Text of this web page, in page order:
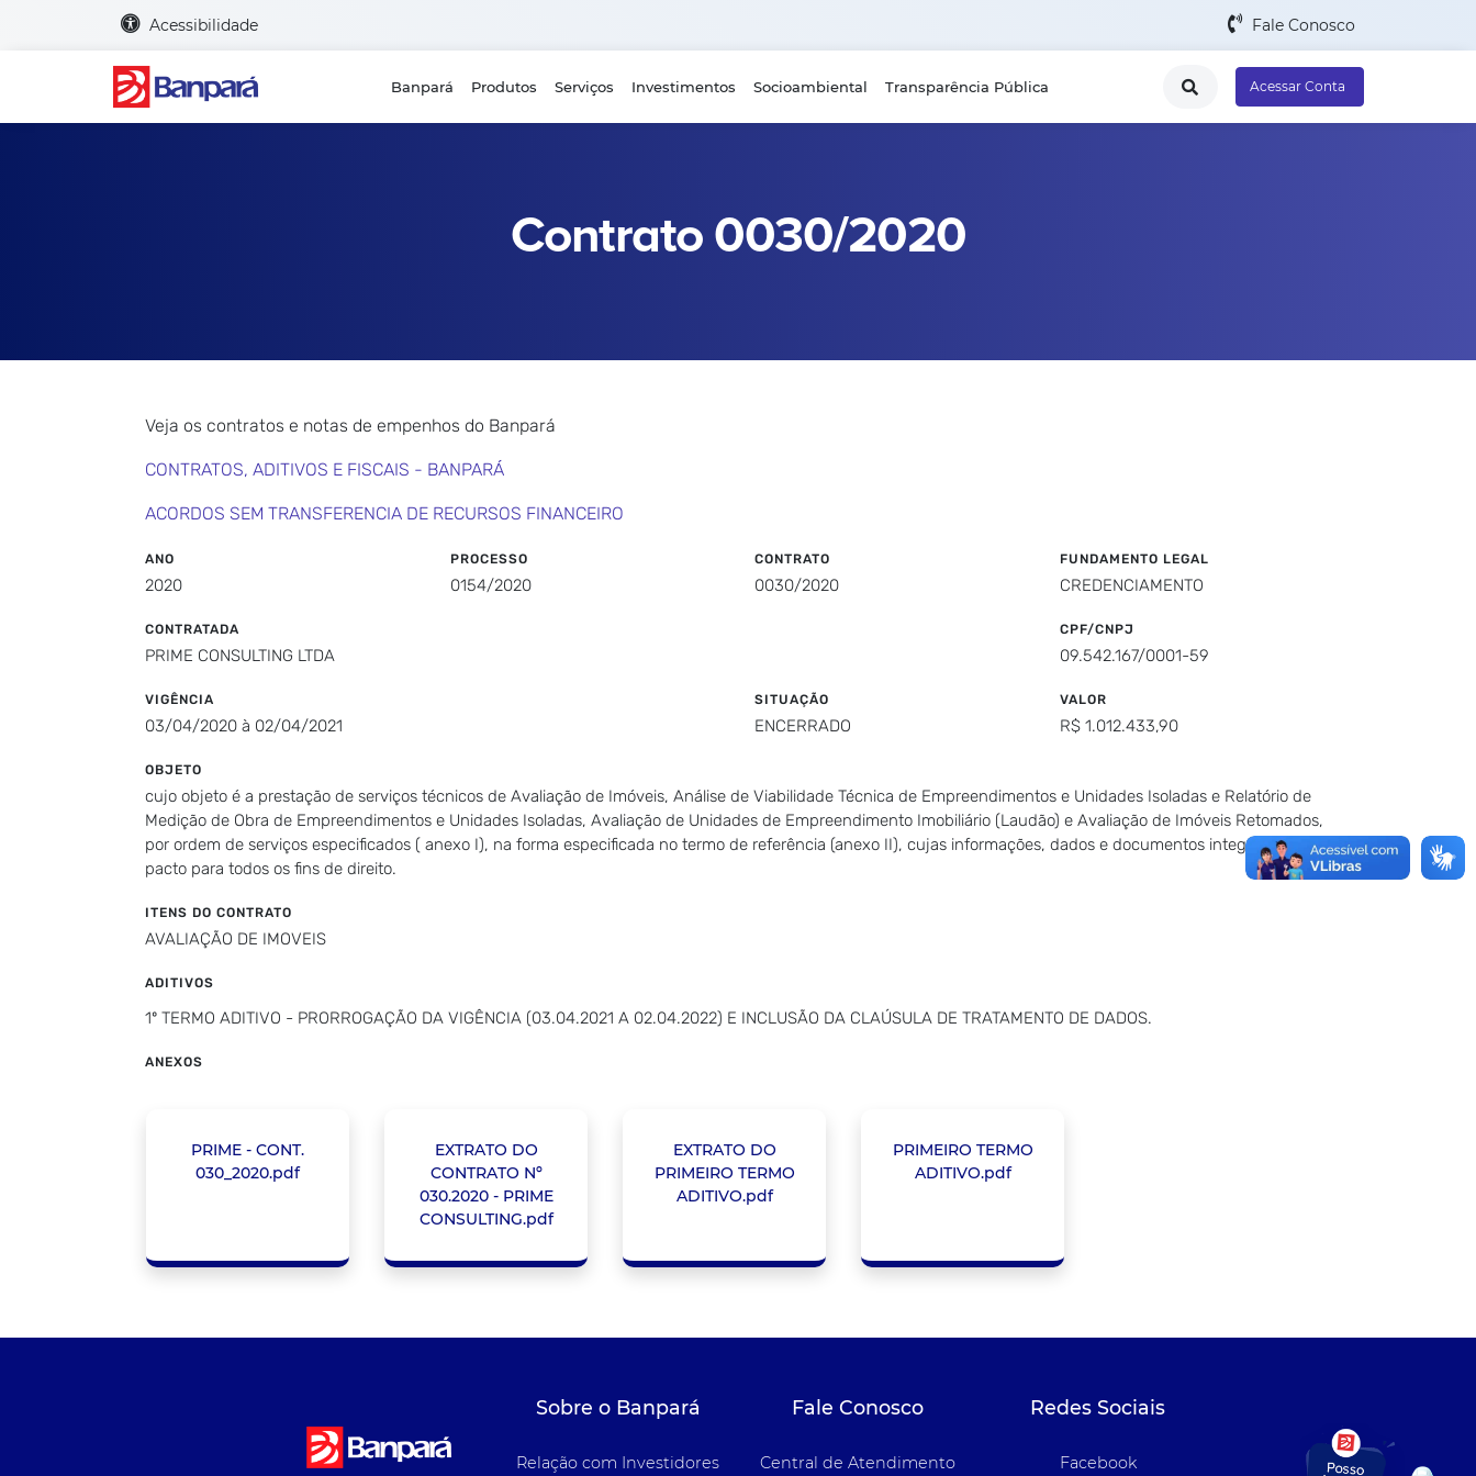
Acessibilidade Fale Conosco
Banpará Produtos Serviços Investimentos Socioambiental Transparência Pública Acessar Conta
Contrato 0030/2020
Veja os contratos e notas de empenhos do Banpará
CONTRATOS, ADITIVOS E FISCAIS - BANPARÁ
ACORDOS SEM TRANSFERENCIA DE RECURSOS FINANCEIRO
ANO
2020
PROCESSO
0154/2020
CONTRATO
0030/2020
FUNDAMENTO LEGAL
CREDENCIAMENTO
CONTRATADA
PRIME CONSULTING LTDA
CPF/CNPJ
09.542.167/0001-59
VIGÊNCIA
03/04/2020 à 02/04/2021
SITUAÇÃO
ENCERRADO
VALOR
R$ 1.012.433,90
OBJETO
cujo objeto é a prestação de serviços técnicos de Avaliação de Imóveis, Análise de Viabilidade Técnica de Empreendimentos e Unidades Isoladas e Relatório de
Medição de Obra de Empreendimentos e Unidades Isoladas, Avaliação de Unidades de Empreendimento Imobiliário (Laudão) e Avaliação de Imóveis Retomados,
por ordem de serviços especificados ( anexo I), na forma especificada no termo de referência (anexo II), cujas informações, dados e documentos integram este
pacto para todos os fins de direito.
ITENS DO CONTRATO
AVALIAÇÃO DE IMOVEIS
ADITIVOS
1º TERMO ADITIVO - PRORROGAÇÃO DA VIGÊNCIA (03.04.2021 A 02.04.2022) E INCLUSÃO DA CLAÚSULA DE TRATAMENTO DE DADOS.
ANEXOS
PRIME - CONT.
030_2020.pdf
EXTRATO DO
CONTRATO Nº
030.2020 - PRIME
CONSULTING.pdf
EXTRATO DO
PRIMEIRO TERMO
ADITIVO.pdf
PRIMEIRO TERMO
ADITIVO.pdf
Sobre o Banpará
Relação com Investidores
Fale Conosco
Central de Atendimento
Redes Sociais
Facebook